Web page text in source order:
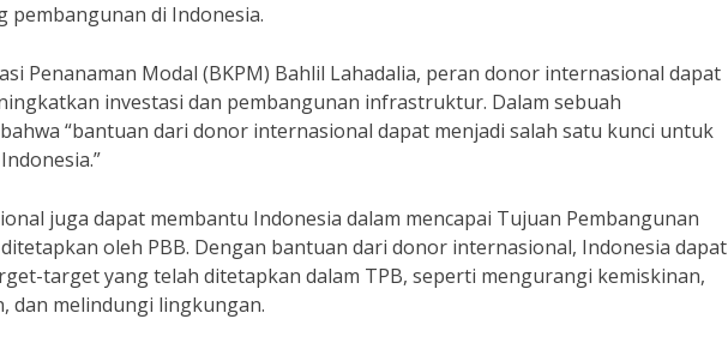
di Indonesia.
Penanaman Modal (BKPM) Bahlil Lahadalia, peran donor internasional dapat
investasi dan pembangunan infrastruktur. Dalam sebuah
“bantuan dari donor internasional dapat menjadi salah satu kunci untuk
juga dapat membantu Indonesia dalam mencapai Tujuan Pembangunan
oleh PBB. Dengan bantuan dari donor internasional, Indonesia dapat
target yang telah ditetapkan dalam TPB, seperti mengurangi kemiskinan,
dan melindungi lingkungan.